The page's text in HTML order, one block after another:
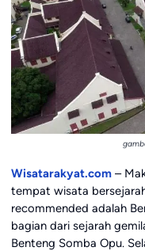
Wisatarakyat.com–
tempat wisata
recommended adalah
bagian dari sejarah
Benteng Somba Opu.